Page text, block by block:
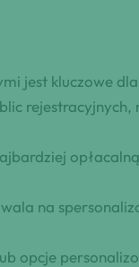
jest kluczowe
na
opcje